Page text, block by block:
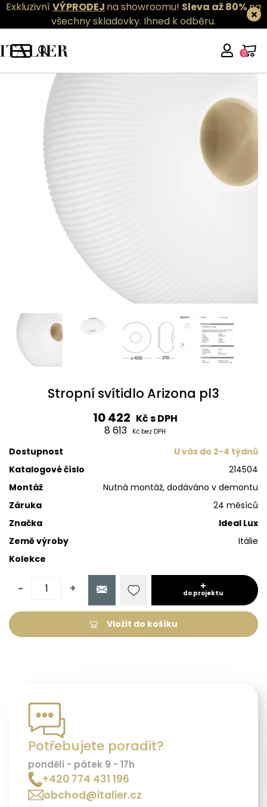
ExkluzivníVÝPRODEJ na showroomu! Sleva až 80%na
všechny skladovky. Ihned k odběru.
0
Stropní svítidlo Arizona pl3
10 422 Kč s DPH
8 613
Kč bez DPH
Dostupnost
U vás do 2-4 týdnů
Katalogové číslo
214504
Montáž
Nutná montáž, dodáváno v demontu
Záruka
24 měsíců
Značka
Ideal Lux
Země výroby
Itálie
Kolekce
- +
Vložit do košíku
do projektu
Potřebujete poradit?
pondělí - pátek 9 - 17h
+420 774 431 196
obchod@italier.cz